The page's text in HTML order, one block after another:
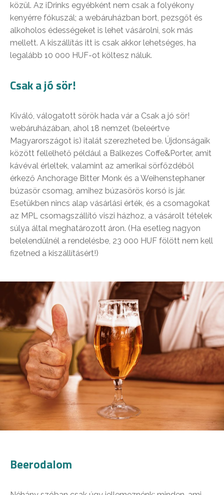
közül. Az iDrinks egyébként nem csak a folyékony
kenyérre fókuszál; a webáruházban bort, pezsgőt és
alkoholos édességeket is lehet vásárolni, sok más
mellett. A kiszállítás itt is csak akkor lehetséges, ha
legalább 10 000 HUF-ot költesz náluk.
Csak a jó sör!
Kiváló, válogatott sörök hada vár a Csak a jó sör!
webáruházában, ahol 18 nemzet (beleértve
Magyarországot is) italát szerezheted be. Újdonságaik
között fellelhető például a Balkezes Coffe&Porter, amit
kávéval érleltek, valamint az amerikai sörfőzdéből
érkező Anchorage Bitter Monk és a Weihenstephaner
búzasör csomag, amihez búzasörös korsó is jár.
Esetükben nincs alap vásárlási érték, és a csomagokat
az MPL csomagszállító viszi házhoz, a vásárolt tételek
súlya által meghatározott áron. (Ha esetleg nagyon
belelendülnél a rendelésbe, 23 000 HUF fölött nem kell
fizetned a kiszállításért!)
Beerodalom